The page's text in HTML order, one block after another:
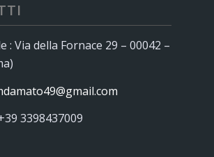
: Via della Fornace 29 – 00042 –
3398437009